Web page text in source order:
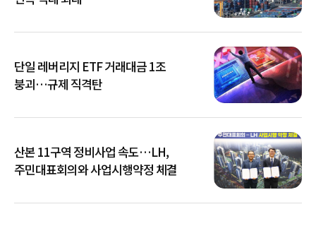
단일 레버리지 ETF 거래대금 1조
붕괴…규제 직격탄
산본 11구역 정비사업 속도…LH,
주민대표회의와 사업시행약정 체결